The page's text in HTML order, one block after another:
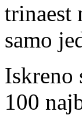
trinaest
samo
Iskreno
100